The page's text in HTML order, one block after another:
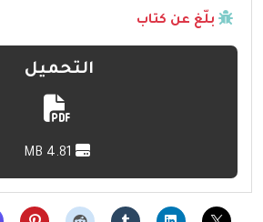
بلّغ عن كتاب
التحميل